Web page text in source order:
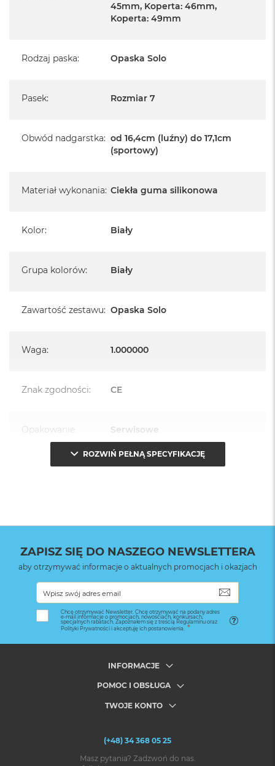
45mm, Koperta: 46mm,
Koperta: 49mm
Rodzaj paska: Opaska Solo
Pasek: Rozmiar 7
Obwód nadgarstka: od 16,4cm (luźny) do 17,1cm
(sportowy)
Materiał wykonania: Ciekła guma silikonowa
Kolor: Biały
Grupa kolorów: Biały
Zawartość zestawu: Opaska Solo
Waga: 1.000000
Znak zgodności: CE
Opakowanie
(pudełko):
Serwisowe
ROZWIŃ PEŁNĄ SPECYFIKACJĘ
ZAPISZ SIĘ DO NASZEGO NEWSLETTERA
aby otrzymywać informacje o aktualnych promocjach i okazjach
Chcę otrzymywać Newsletter. Chcę otrzymywać na podany adres
e-mail informacje o promocjach, nowościach, konkursach,
specjalnych rabatach. Zapoznałem się z treścią Regulaminu oraz
Polityki Prywatności i akceptuję ich postanowienia.
INFORMACJE
POMOC I OBSŁUGA
TWOJE KONTO
(+48) 34 368 05 25
Masz pytania? Zadzwoń do nas.